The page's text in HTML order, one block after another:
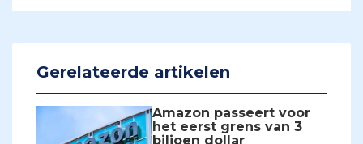
Gerelateerde artikelen
Amazon passeert voor
het eerst grens van 3
biljoen dollar